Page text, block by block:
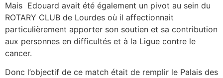
Mais Edouard avait été également un pivot au sein du
ROTARY CLUB de Lourdes où il affectionnait
particulièrement apporter son soutien et sa contribution
aux personnes en difficultés et à la Ligue contre le
cancer.
Donc l’objectif de ce match était de remplir le Palais des